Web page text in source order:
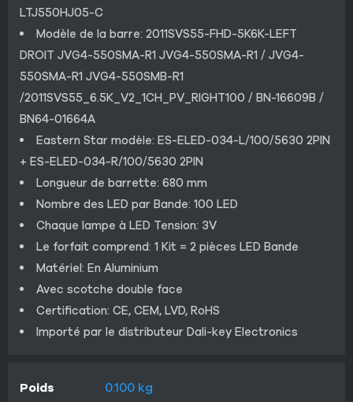
LTJ550HJ05-C
Modèle de la barre: 2011SVS55-FHD-5K6K-LEFT
DROIT JVG4-550SMA-R1 JVG4-550SMA-R1 / JVG4-
550SMA-R1 JVG4-550SMB-R1
/2011SVS55_6.5K_V2_1CH_PV_RIGHT100 / BN-16609B /
BN64-01664A
Eastern Star modèle: ES-ELED-034-L/100/5630 2PIN
+ ES-ELED-034-R/100/5630 2PIN
Longueur de barrette: 680 mm
Nombre des LED par Bande: 100 LED
Chaque lampe à LED Tension: 3V
Le forfait comprend: 1 Kit = 2 pièces LED Bande
Matériel: En Aluminium
Avec scotche double face
Certification: CE, CEM, LVD, RoHS
Importé par le distributeur Dali-key Electronics
Poids
0.100 kg